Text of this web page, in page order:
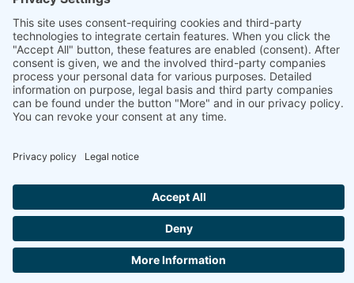
Hohe Straße 11
04107 Leipzig
Tel.: +49 341 22 54 13 50
info@steinbeis-mediation.com
Mediation
Training and further education offers